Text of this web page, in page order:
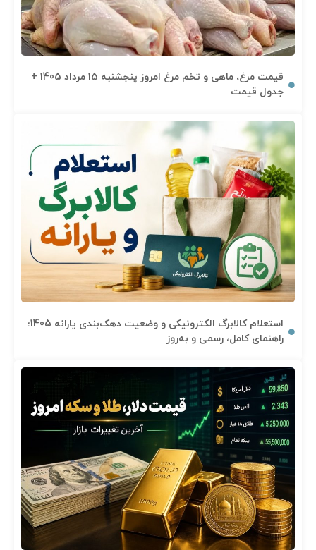
قیمت مرغ، ماهی و تخم مرغ امروز پنجشنبه 15 مرداد 1405 +
جدول قیمت
استعلام کالابرگ الکترونیکی و وضعیت دهک‌بندی یارانه 1405؛
راهنمای کامل، رسمی و به‌روز